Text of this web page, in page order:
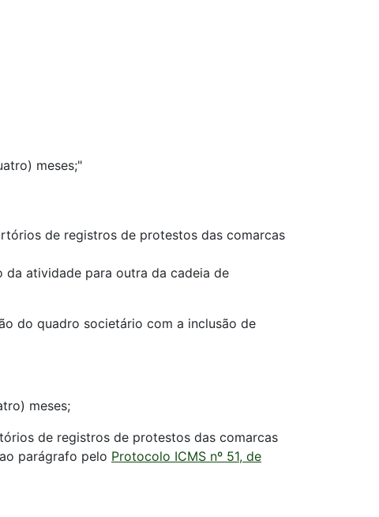
meses;"
de registros de protestos das comarcas
da atividade para outra da cadeia de
do quadro societário com a inclusão de
meses;
de registros de protestos das comarcas
parágrafo pelo Protocolo ICMS nº 51, de